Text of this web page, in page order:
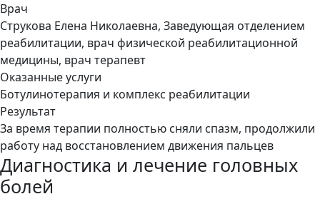
Врач
Струкова Елена Николаевна, Заведующая отделением
реабилитации, врач физической реабилитационной
медицины, врач терапевт
Оказанные услуги
Ботулинотерапия и комплекс реабилитации
Результат
За время терапии полностью сняли спазм, продолжили
работу над восстановлением движения пальцев
Диагностика и лечение головных
болей